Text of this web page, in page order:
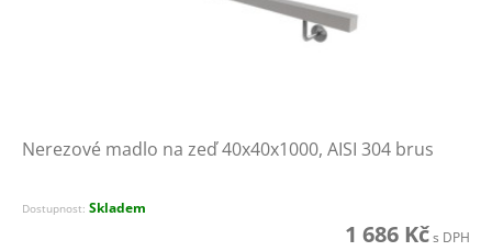
Nerezové madlo na zeď 40x40x1000, AISI 304 brus
Dostupnost: Skladem
1 686 Kčs DPH